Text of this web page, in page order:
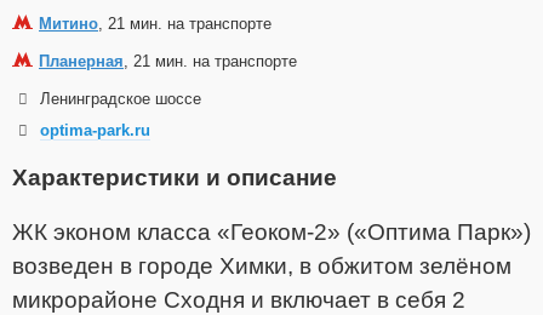
Митино, 21 мин. на транспорте
Планерная, 21 мин. на транспорте
Ленинградское шоссе
optima-park.ru
Характеристики и описание
ЖК эконом класса «Геоком-2» («Оптима Парк»)
возведен в городе Химки, в обжитом зелёном
микрорайоне Сходня и включает в себя 2